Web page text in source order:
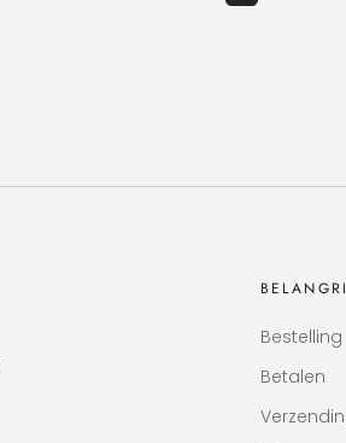
Bestelling
Betalen